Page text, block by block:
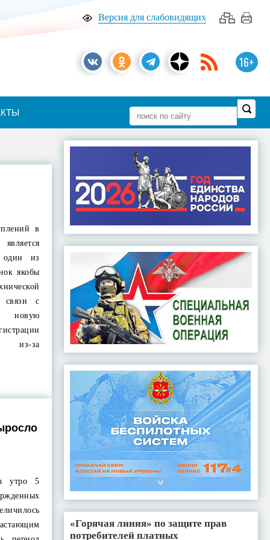
Версия для слабовидящих
16+
в
один из
якобы
связи с
новую
из-за
утро 5
«Горячая линия» по защите прав
потребителей платных